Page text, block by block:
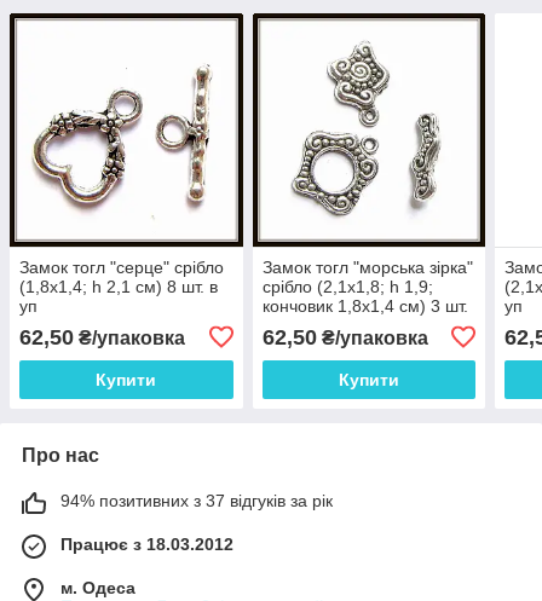
Замок тогл "серце" срібло
(1,8х1,4; h 2,1 см) 8 шт. в
уп
62,50 ₴/упаковка
Купити
Замок тогл "морська зірка"
срібло (2,1х1,8; h 1,9;
кончовик 1,8х1,4 см) 3 шт.
62,50₴/упаковка
Купити
уп
Про нас
94% позитивних з 37 відгуків за рік
Працює з 18.03.2012
м. Одеса